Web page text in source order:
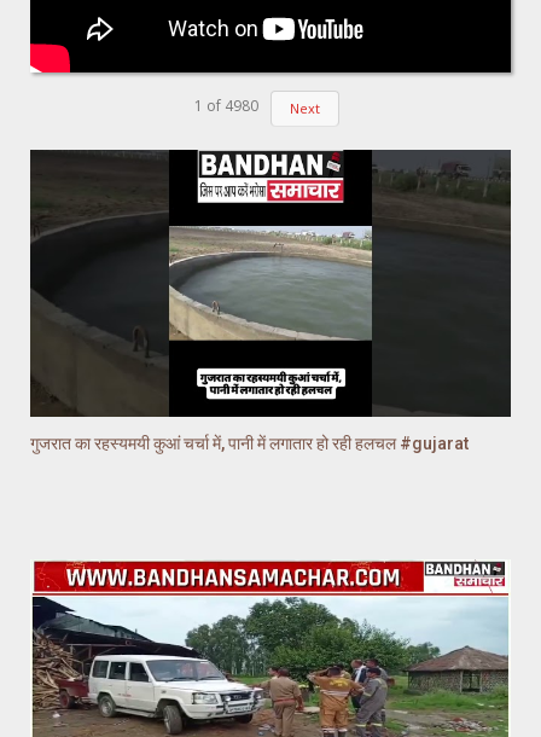
1 of 4980 Next
गुजरात का रहस्यमयी कुआं चर्चा में, पानी में लगातार हो रही हलचल #gujarat